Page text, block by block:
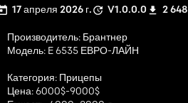
17 апреля 2026 г. V1.0.0.0 2 648
Производитель: Брантнер
Модель: E 6535 ЕВРО-ЛАЙН
Категория: Прицепы
Цена: 6000$-9000$